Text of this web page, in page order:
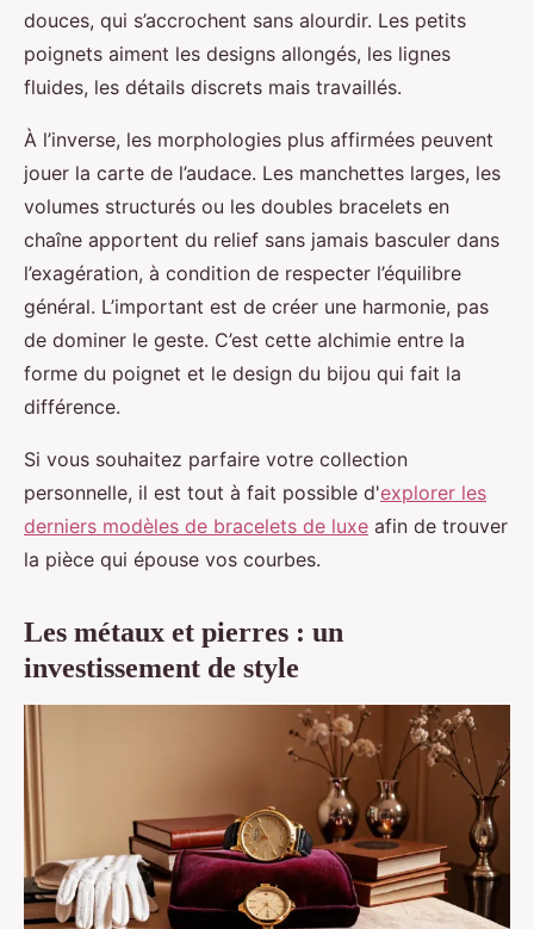
douces, qui s’accrochent sans alourdir. Les petits
poignets aiment les designs allongés, les lignes
fluides, les détails discrets mais travaillés.
À l’inverse, les morphologies plus affirmées peuvent
jouer la carte de l’audace. Les manchettes larges, les
volumes structurés ou les doubles bracelets en
chaîne apportent du relief sans jamais basculer dans
l’exagération, à condition de respecter l’équilibre
général. L’important est de créer une harmonie, pas
de dominer le geste. C’est cette alchimie entre la
forme du poignet et le design du bijou qui fait la
différence.
Si vous souhaitez parfaire votre collection
personnelle, il est tout à fait possible d'explorer les
derniers modèles de bracelets de luxe afin de trouver
la pièce qui épouse vos courbes.
Les métaux et pierres : un
investissement de style